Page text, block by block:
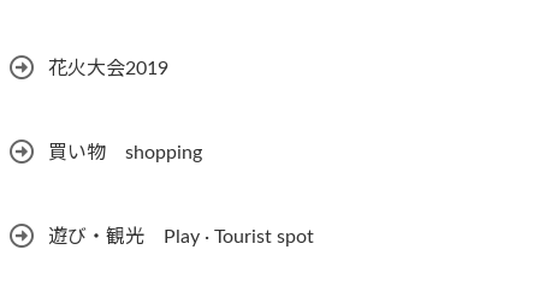
花火大会2019
買い物 shopping
遊び・観光 Play · Tourist spot